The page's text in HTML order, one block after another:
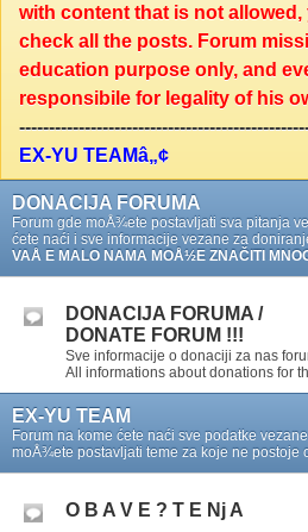
with content that is not
check all the posts. Forum
education purpose only, and
responsibile for legality of his
EX-YU TEAMâ„¢
DONACIJA FORUMA
Forum gde moÅ¾ete postavljati sva pitanja
ćete naći i sve informacije vezane za
VAÅ E MALO NAMA MOÅ½E ZNAČITI
DONACIJA FORUMA /
DONATE FORUM !!!
Sve informacije o donaciji za nas
All informations about donations for
EX-YU TEAM
Forum na kome ćete naći sve podatke
moÅ¾ete postavljati teme za koje ne postoje
O B A V E ? T E Nj A